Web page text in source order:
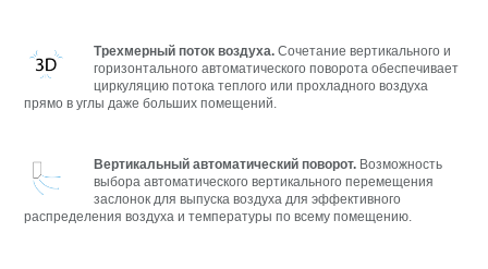
Трехмерный поток воздуха.Сочетание вертикального и
горизонтального автоматического поворота обеспечивает
циркуляцию потока теплого или прохладного воздуха
прямо в углы даже больших помещений.
Вертикальный автоматический поворот. Возможность
выбора автоматического вертикального перемещения
заслонок для выпуска воздуха для эффективного
распределения воздуха и температуры по всему помещению.